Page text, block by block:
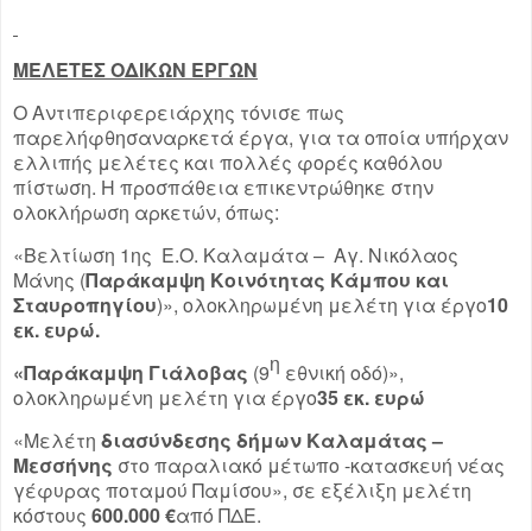
ΜΕΛΕΤΕΣ ΟΔΙΚΩΝ ΕΡΓΩΝ
Ο Αντιπεριφερειάρχης τόνισε πως
παρελήφθησαναρκετά έργα, για τα οποία υπήρχαν
ελλιπής μελέτες και πολλές φορές καθόλου
πίστωση. Η προσπάθεια επικεντρώθηκε στην
ολοκλήρωση αρκετών, όπως:
«Βελτίωση 1ης Ε.Ο. Καλαμάτα – Αγ. Νικόλαος
Μάνης (Παράκαμψη Κοινότητας Κάμπου και
Σταυροπηγίου)», ολοκληρωμένη μελέτη για έργο10
εκ. ευρώ.
«Παράκαμψη Γιάλοβας (9η εθνική οδό)»,
ολοκληρωμένη μελέτη για έργο35 εκ. ευρώ
«Μελέτη διασύνδεσης δήμων Καλαμάτας –
Μεσσήνης στο παραλιακό μέτωπο -κατασκευή νέας
γέφυρας ποταμού Παμίσου», σε εξέλιξη μελέτη
κόστους 600.000 €από ΠΔΕ.